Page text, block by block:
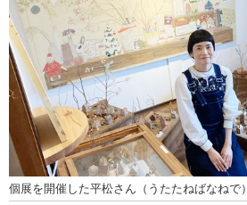
個展を開催した平松さん（うたたねばなねで）